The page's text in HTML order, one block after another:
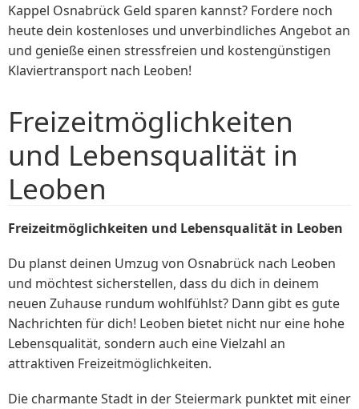
Kappel Osnabrück Geld sparen kannst? Fordere noch
heute dein kostenloses und unverbindliches Angebot an
und genieße einen stressfreien und kostengünstigen
Klaviertransport nach Leoben!
Freizeitmöglichkeiten
und Lebensqualität in
Leoben
Freizeitmöglichkeiten und Lebensqualität in Leoben
Du planst deinen Umzug von Osnabrück nach Leoben
und möchtest sicherstellen, dass du dich in deinem
neuen Zuhause rundum wohlfühlst? Dann gibt es gute
Nachrichten für dich! Leoben bietet nicht nur eine hohe
Lebensqualität, sondern auch eine Vielzahl an
attraktiven Freizeitmöglichkeiten.
Die charmante Stadt in der Steiermark punktet mit einer